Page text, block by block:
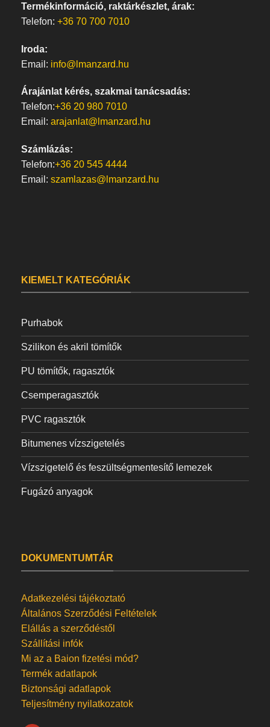
Termékinformáció, raktárkészlet, árak:
Telefon: +36 70 700 7010
Iroda:
Email: info@lmanzard.hu
Árajánlat kérés, szakmai tanácsadás:
Telefon:+36 20 980 7010
Email: arajanlat@lmanzard.hu
Számlázás:
Telefon:+36 20 545 4444
Email: szamlazas@lmanzard.hu
KIEMELT KATEGÓRIÁK
Purhabok
Szilikon és akril tömítők
PU tömítők, ragasztók
Csemperagasztók
PVC ragasztók
Bitumenes vízszigetelés
Vízszigetelő és feszültségmentesítő lemezek
Fugázó anyagok
DOKUMENTUMTÁR
Adatkezelési tájékoztató
Általános Szerződési Feltételek
Elállás a szerződéstől
Szállítási infók
Mi az a Baion fizetési mód?
Termék adatlapok
Biztonsági adatlapok
Teljesítmény nyilatkozatok